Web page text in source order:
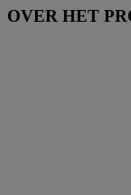
OVER HET